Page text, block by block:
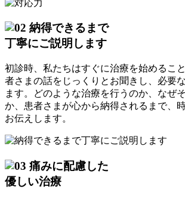
納得できるまで
丁寧にご説明します
初診時、私たちはすぐに治療を始めるこ
者さまの話をじっくりとお聞きし、必要
ます。どのような治療を行うのか、なぜ
か、患者さまが心から納得されるまで、
お伝えします。
痛みに配慮した
優しい治療